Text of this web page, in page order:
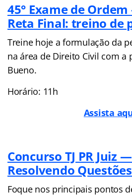
45° Exame de
Reta Final: treino de
Treine hoje a formulação da
na área de Direito Civil com a
Bueno.
Horário: 11h
Assista
Concurso TJ PR Juiz
Resolvendo
Foque nos principais pontos